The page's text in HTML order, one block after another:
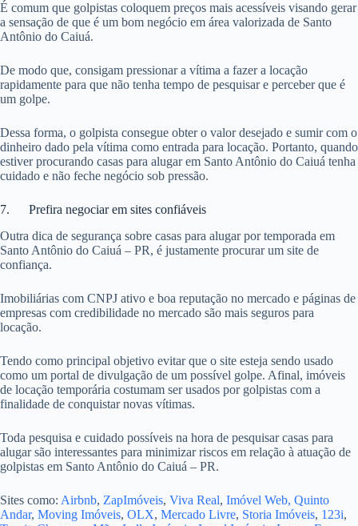
É comum que golpistas coloquem preços mais acessíveis visando gerar
a sensação de que é um bom negócio em área valorizada de Santo
Antônio do Caiuá.
De modo que, consigam pressionar a vítima a fazer a locação
rapidamente para que não tenha tempo de pesquisar e perceber que é
um golpe.
Dessa forma, o golpista consegue obter o valor desejado e sumir com o
dinheiro dado pela vítima como entrada para locação. Portanto, quando
estiver procurando casas para alugar em Santo Antônio do Caiuá tenha
cuidado e não feche negócio sob pressão.
7. Prefira negociar em sites confiáveis
Outra dica de segurança sobre casas para alugar por temporada em
Santo Antônio do Caiuá – PR, é justamente procurar um site de
confiança.
Imobiliárias com CNPJ ativo e boa reputação no mercado e páginas de
empresas com credibilidade no mercado são mais seguros para
locação.
Tendo como principal objetivo evitar que o site esteja sendo usado
como um portal de divulgação de um possível golpe. Afinal, imóveis
de locação temporária costumam ser usados por golpistas com a
finalidade de conquistar novas vítimas.
Toda pesquisa e cuidado possíveis na hora de pesquisar casas para
alugar são interessantes para minimizar riscos em relação à atuação de
golpistas em Santo Antônio do Caiuá – PR.
Sites como: Airbnb, ZapImóveis, Viva Real, Imóvel Web, Quinto
Andar, Moving Imóveis, OLX, Mercado Livre, Storia Imóveis, 123i,